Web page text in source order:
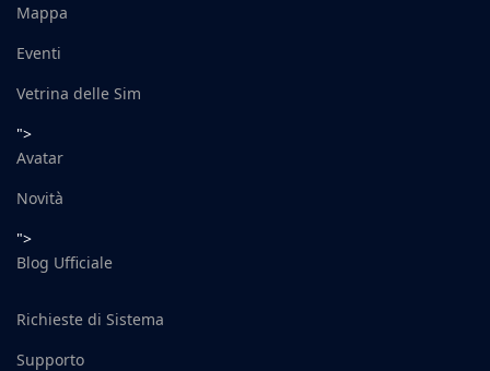
Mappa
Eventi
Vetrina delle Sim
">
Avatar
Novità
">
Blog Ufficiale
Richieste di Sistema
Supporto